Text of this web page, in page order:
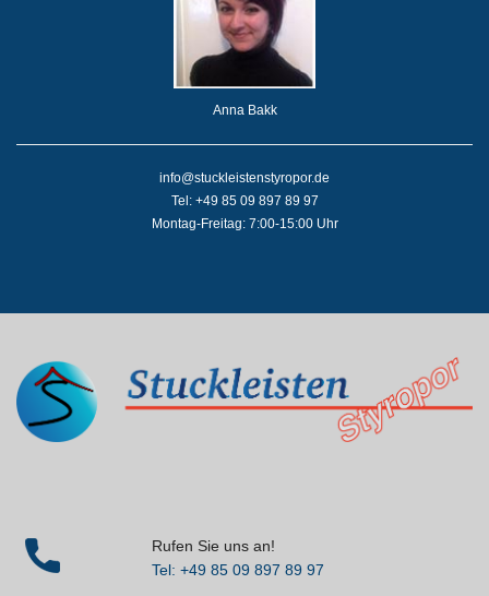
Anna Bakk
info@stuckleistenstyropor.de
Tel: +49 85 09 897 89 97
Montag-Freitag: 7:00-15:00 Uhr
Rufen Sie uns an!
Tel: +49 85 09 897 89 97